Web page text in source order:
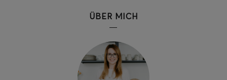
ÜBER MICH